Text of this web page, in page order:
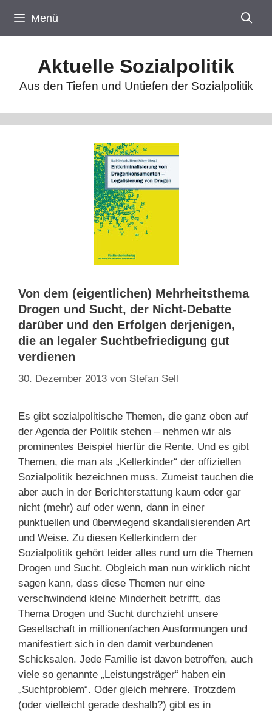
Inhalt
springen
Menü
Aktuelle Sozialpolitik
Aus den Tiefen und Untiefen der Sozialpolitik
Von dem (eigentlichen) Mehrheitsthema
Drogen und Sucht, der Nicht-Debatte
darüber und den Erfolgen derjenigen,
die an legaler Suchtbefriedigung gut
verdienen
30. Dezember 2013 von Stefan Sell
Es gibt sozialpolitische Themen, die ganz oben auf
der Agenda der Politik stehen – nehmen wir als
prominentes Beispiel hierfür die Rente. Und es gibt
Themen, die man als „Kellerkinder“ der offiziellen
Sozialpolitik bezeichnen muss. Zumeist tauchen die
aber auch in der Berichterstattung kaum oder gar
nicht (mehr) auf oder wenn, dann in einer
punktuellen und überwiegend skandalisierenden Art
und Weise. Zu diesen Kellerkindern der
Sozialpolitik gehört leider alles rund um die Themen
Drogen und Sucht. Obgleich man nun wirklich nicht
sagen kann, dass diese Themen nur eine
verschwindend kleine Minderheit betrifft, das
Thema Drogen und Sucht durchzieht unsere
Gesellschaft in millionenfachen Ausformungen und
manifestiert sich in den damit verbundenen
Schicksalen. Jede Familie ist davon betroffen, auch
viele so genannte „Leistungsträger“ haben ein
„Suchtproblem“. Oder gleich mehrere. Trotzdem
(oder vielleicht gerade deshalb?) gibt es in